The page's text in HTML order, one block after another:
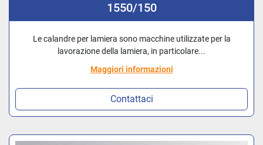
1550/150
Le calandre per lamiera sono macchine utilizzate per la
lavorazione della lamiera, in particolare...
Maggiori informazioni
Contattaci